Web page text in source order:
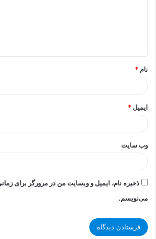
*
نام *
ایمیل *
وب‌ سایت
ذخیره نام، ایمیل و وبسایت من در مرورگر برای
می‌نویسم.